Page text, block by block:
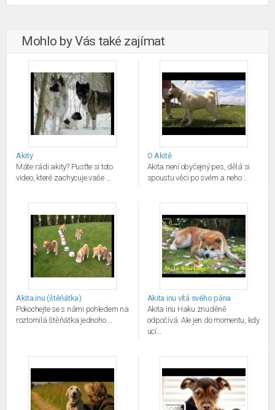
Mohlo by Vás také zajímat
Akity
Máte rádi akity? Pusťte si toto
video, které zachycuje vaše ...
O Akitě
Akita není obyčejný pes, dělá si
spoustu věci po svém a neho...
Akita inu (štěňátka)
Pokochejte se s námi pohledem na
roztomilá štěňátka jednoho ...
Akita inu vítá svého pána
Akita inu Haku znuděně
odpočívá. Ale jen do momentu, kdy
ucí...